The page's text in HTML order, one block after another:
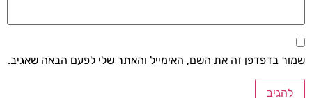
שמור בדפדפן זה את השם, האימייל והאתר שלי לפעם הבאה שאגיב.